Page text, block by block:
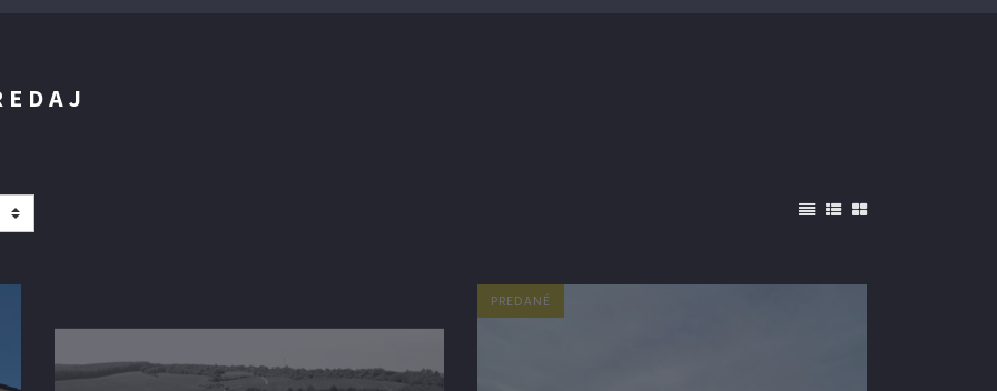
PREDANÉ